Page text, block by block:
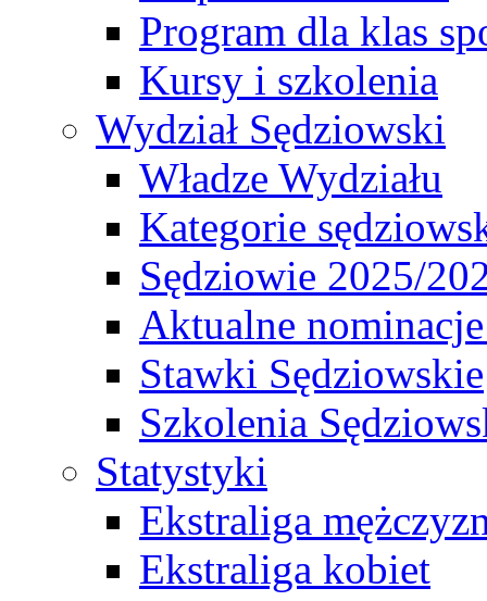
Program dla klas
Kursy i szkolenia
Wydział Sędziowski
Władze Wydziału
Kategorie
Sędziowie 2025/
Aktualne
Stawki Sędziowskie
Szkolenia
Statystyki
Ekstraliga
Ekstraliga kobiet